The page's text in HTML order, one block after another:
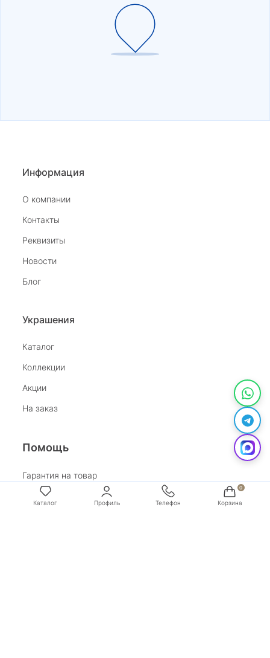
Информация
О компании
Контакты
Реквизиты
Новости
Блог
Украшения
Каталог
Коллекции
Акции
На заказ
Помощь
Гарантия на товар
Возврат
Каталог Профиль Телефон Корзина